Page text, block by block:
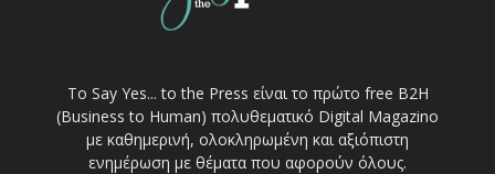
Το Say Yes... to the Press είναι το πρώτο free Β2Η
(Business to Human) πολυθεματικό Digital Magazino
με καθημερινή, ολοκληρωμένη και αξιόπιστη
ενημέρωση με θέματα που αφορούν όλους.